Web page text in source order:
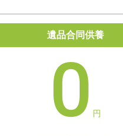
遺品合同供養
0 円